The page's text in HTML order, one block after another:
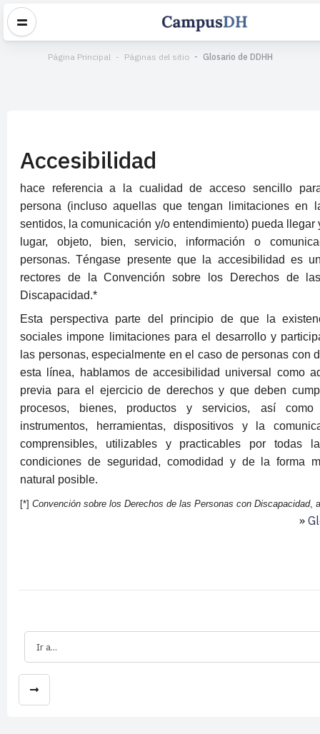
Página Principal Páginas del sitio Glosario de DDHH
Accesibilidad
hace referencia a la cualidad de acceso sencillo
persona (incluso aquellas que tengan limitaciones en
sentidos, la comunicación y/o entendimiento) pueda llegar
lugar, objeto, bien, servicio, información o
personas. Téngase presente que la accesibilidad es
rectores de la Convención sobre los Derechos de
Discapacidad.*
Esta perspectiva parte del principio de que la
sociales impone limitaciones para el desarrollo y
las personas, especialmente en el caso de personas con
esta línea, hablamos de accesibilidad universal como
previa para el ejercicio de derechos y que deben
procesos, bienes, productos y servicios, así
instrumentos, herramientas, dispositivos y la
comprensibles, utilizables y practicables por todas
condiciones de seguridad, comodidad y de la forma
natural posible.
[*] Convención sobre los Derechos de las Personas con Discapacidad,
»